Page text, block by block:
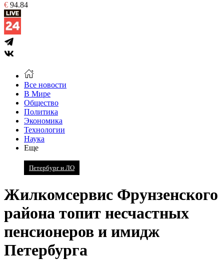
€ 94.84
Все новости
В Мире
Общество
Политика
Экономика
Технологии
Наука
Еще
Петербург и ЛО
Жилкомсервис Фрунзенского
района топит несчастных
пенсионеров и имидж
Петербурга